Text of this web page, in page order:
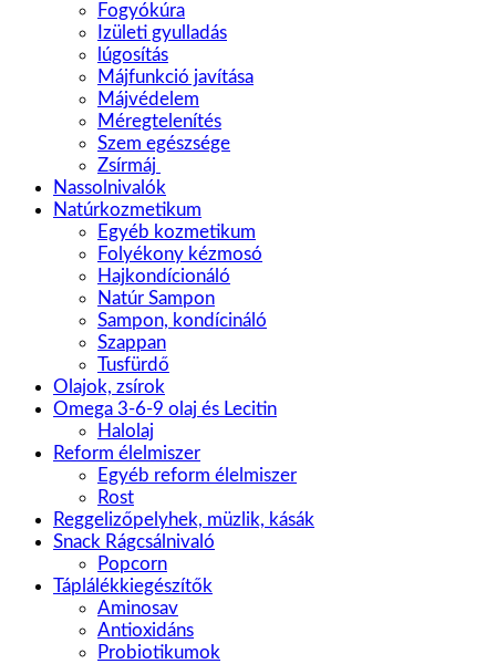
Fogyókúra
Izületi gyulladás
lúgosítás
Májfunkció javítása
Májvédelem
Méregtelenítés
Szem egészsége
Zsírmáj
Nassolnivalók
Natúrkozmetikum
Egyéb kozmetikum
Folyékony kézmosó
Hajkondícionáló
Natúr Sampon
Sampon, kondícináló
Szappan
Tusfürdő
Olajok, zsírok
Omega 3-6-9 olaj és Lecitin
Halolaj
Reform élelmiszer
Egyéb reform élelmiszer
Rost
Reggelizőpelyhek, müzlik, kásák
Snack Rágcsálnivaló
Popcorn
Táplálékkiegészítők
Aminosav
Antioxidáns
Probiotikumok